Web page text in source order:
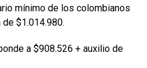
mínimo de los colombianos
$1.014.980.
a $908.526 + auxilio de